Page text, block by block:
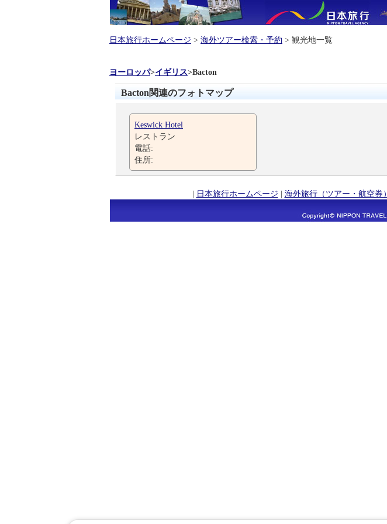
日本旅行ホームページ > 海外ツアー検索・予約 > 観光地一覧
ヨーロッパ>イギリス>Bacton
Bacton関連のフォトマップ
Keswick Hotel
レストラン
電話:
住所:
| 日本旅行ホームページ | 海外旅行（ツアー・航空券）